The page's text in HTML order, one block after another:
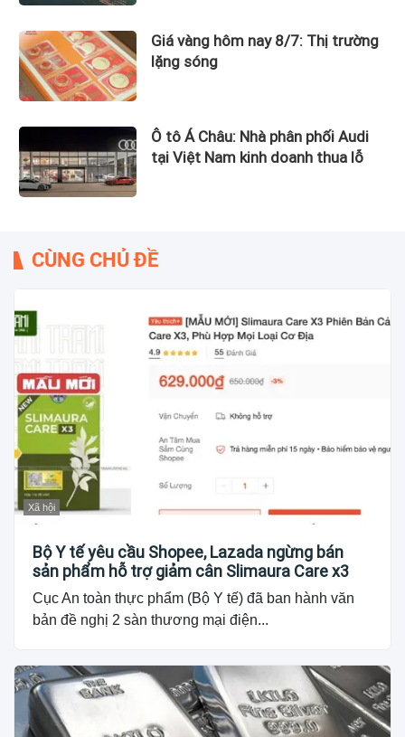
Giá vàng hôm nay 8/7: Thị trường
lặng sóng
Ô tô Á Châu: Nhà phân phối Audi
tại Việt Nam kinh doanh thua lỗ
CÙNG CHỦ ĐỀ
Xã hội
Bộ Y tế yêu cầu Shopee, Lazada ngừng bán
sản phẩm hỗ trợ giảm cân Slimaura Care x3
Cục An toàn thực phẩm (Bộ Y tế) đã ban hành văn
bản đề nghị 2 sàn thương mại điện...